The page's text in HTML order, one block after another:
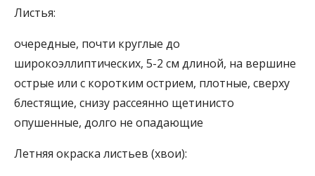
Листья:
очередные, почти круглые до
широкоэллиптических, 5-2 см длиной, на вершине
острые или с коротким острием, плотные, сверху
блестящие, снизу рассеянно щетинисто
опушенные, долго не опадающие
Летняя окраска листьев (хвои):